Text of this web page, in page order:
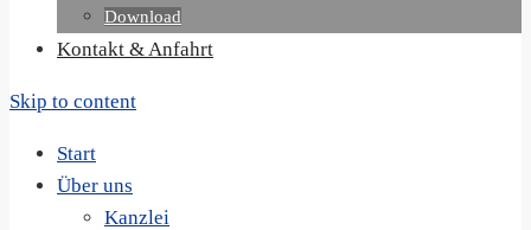
Download
Kontakt & Anfahrt
Skip to content
Start
Über uns
Kanzlei